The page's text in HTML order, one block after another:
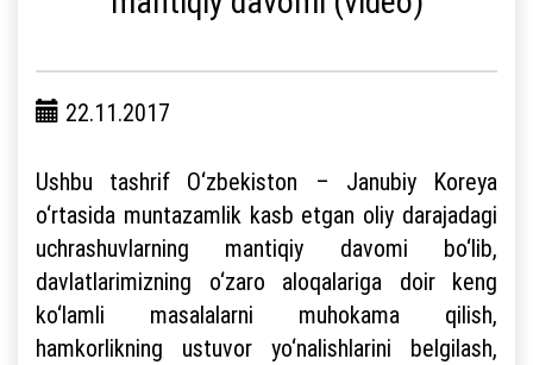
22.11.2017
Ushbu tashrif O‘zbekiston – Janubiy Koreya
o‘rtasida muntazamlik kasb etgan oliy darajadagi
uchrashuvlarning mantiqiy davomi bo‘lib,
davlatlarimizning o‘zaro aloqalariga doir keng
ko‘lamli masalalarni muhokama qilish,
hamkorlikning ustuvor yo‘nalishlarini belgilash,